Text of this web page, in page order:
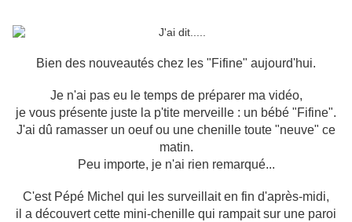
Bien des nouveautés chez les "Fifine" aujourd'hui.
Je n'ai pas eu le temps de préparer ma vidéo,
je vous présente juste la p'tite merveille : un bébé "Fifine".
J'ai dû ramasser un oeuf ou une chenille toute "neuve" ce
matin.
Peu importe, je n'ai rien remarqué...
C'est Pépé Michel qui les surveillait en fin d'après-midi,
il a découvert cette mini-chenille qui rampait sur une paroi